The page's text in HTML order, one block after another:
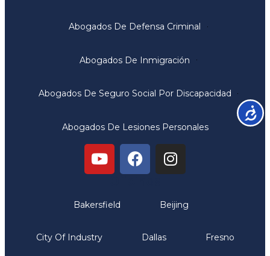
Abogados De Defensa Criminal
Abogados De Inmigración
Abogados De Seguro Social Por Discapacidad
Abogados De Lesiones Personales
Bakersfield Beijing
City Of Industry Dallas Fresno